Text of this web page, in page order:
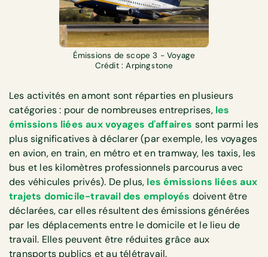
Émissions de scope 3 - Voyage
Crédit : Arpingstone
Les activités en amont sont réparties en plusieurs
catégories : pour de nombreuses entreprises, les
émissions liées aux voyages d'affaires sont parmi les
plus significatives à déclarer (par exemple, les voyages
en avion, en train, en métro et en tramway, les taxis, les
bus et les kilomètres professionnels parcourus avec
des véhicules privés). De plus, les émissions liées aux
trajets domicile-travail des employés doivent être
déclarées, car elles résultent des émissions générées
par les déplacements entre le domicile et le lieu de
travail. Elles peuvent être réduites grâce aux
transports publics et au télétravail.